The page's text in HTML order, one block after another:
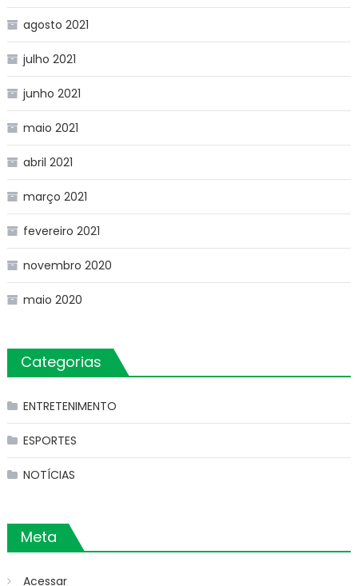
agosto 2021
julho 2021
junho 2021
maio 2021
abril 2021
março 2021
fevereiro 2021
novembro 2020
maio 2020
Categorias
ENTRETENIMENTO
ESPORTES
NOTÍCIAS
Meta
Acessar